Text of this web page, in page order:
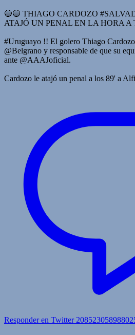
🔵🔵 THIAGO CARDOZO
ATAJÓ UN PENAL EN LA HORA
#Uruguayo !! El golero Thiago
@Belgrano y responsable de que su
ante @AAAJoficial.
Cardozo le atajó un penal a los 89' a
Responder en Twitter